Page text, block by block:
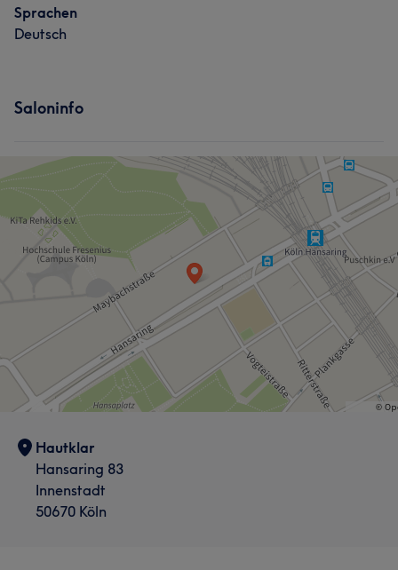
Sprachen
Deutsch
Saloninfo
Hautklar
Hansaring 83
Innenstadt
50670 Köln